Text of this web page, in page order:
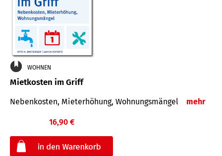
WOHNEN
Mietkosten im Griff
Nebenkosten, Mieterhöhung, Wohnungsmängel mehr
16,90 €